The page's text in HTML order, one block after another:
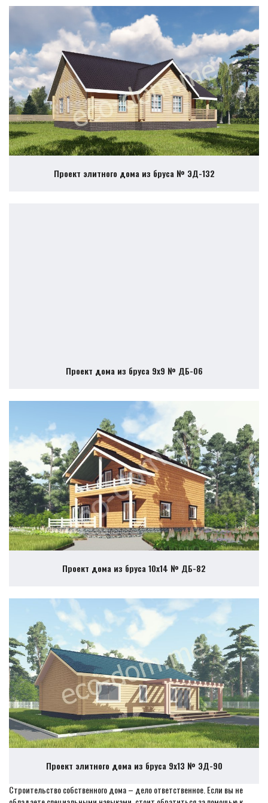
Проект элитного дома из бруса № ЭД-132
Проект дома из бруса 9х9 № ДБ-06
Проект дома из бруса 10х14 № ДБ-82
Проект элитного дома из бруса 9х13 № ЭД-90
Строительство собственного дома – дело ответственное. Если вы не